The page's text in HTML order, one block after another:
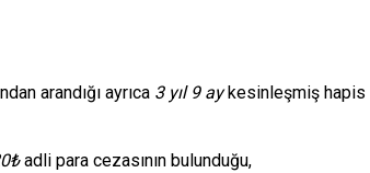
arandığı ayrıca 3 yıl 9 aykesinleşmiş hapis
adli para cezasının bulunduğu,